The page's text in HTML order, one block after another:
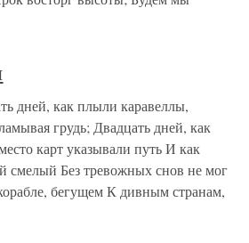
дней, как плыли каравеллы,
грудь; Двадцать дней, как
карт указывали путь И как
смелый Без тревожных снов не мог
бегущем К дивным странам,